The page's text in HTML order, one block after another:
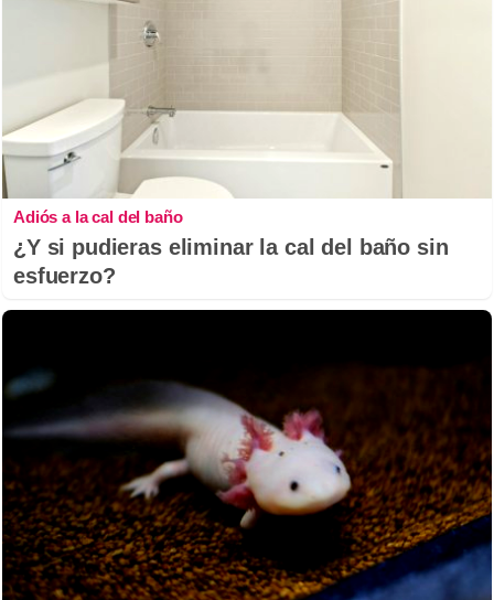
Adiós a la cal del baño
¿Y si pudieras eliminar la cal del baño sin
esfuerzo?